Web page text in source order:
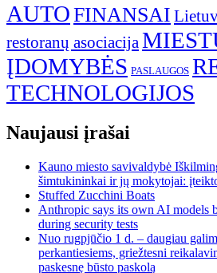
AUTOFINANSAI
restoranų asociacija
ĮDOMYBĖS PASLAUGOS
TECHNOLOGIJOS
Naujausi įrašai
Kauno miesto savivaldybė
šimtukininkai ir jų mokytojai:
Stuffed Zucchini Boats
Anthropic says its own AI models
during security tests
Nuo rugpjūčio 1 d. – daugiau
perkantiesiems, griežtesni
paskesnę būsto paskolą